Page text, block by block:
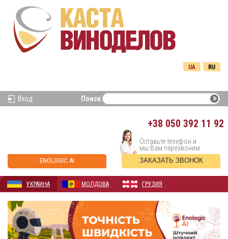
RU
UA
Вход Поиск
+38 050 392 11 92
ENOLOGIC AI
Оставьте телефон и
мы Вам перезвоним
ЗАКАЗАТЬ ЗВОНОК
УКРАИНА МОЛДОВА ГРУЗИЯ